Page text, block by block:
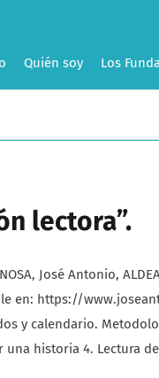
Quién soy Los
lectora”.
José Antonio,
en: https://
y calendario.
una historia 4. Lectura